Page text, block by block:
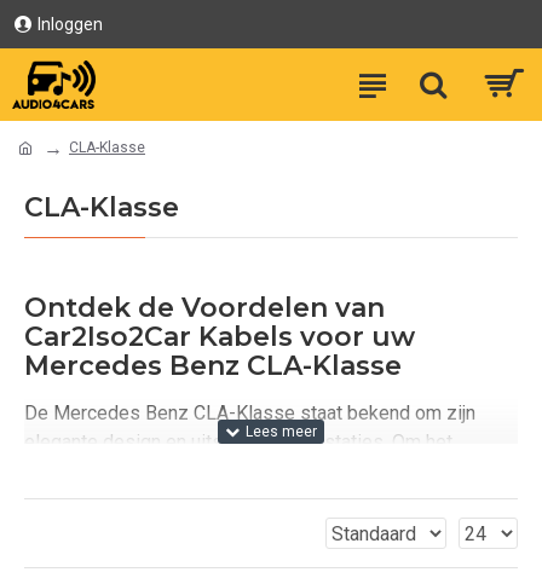
Inloggen
CLA-Klasse
CLA-Klasse
Ontdek de Voordelen van
Car2Iso2Car Kabels voor uw
Mercedes Benz CLA-Klasse
De Mercedes Benz CLA-Klasse staat bekend om zijn
elegante design en uitstekende prestaties. Om het
accessoires essentieel. Onze Car2Iso2Car kabels zijn
speciaal ontworpen voor de CLA-Klasse, waardoor u